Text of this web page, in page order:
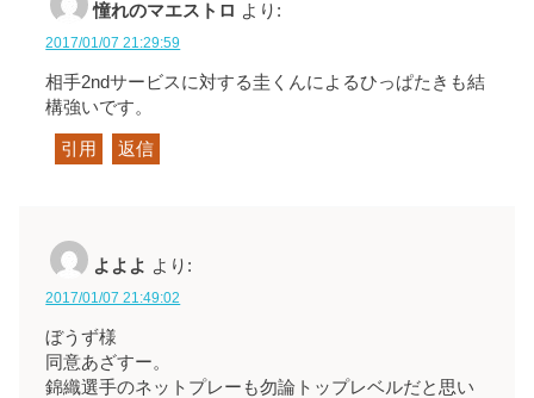
憧れのマエストロ より:
2017/01/07 21:29:59
相手2ndサービスに対する圭くんによるひっぱたきも結
構強いです。
引用 返信
よよよ より:
2017/01/07 21:49:02
ぼうず様
同意あざすー。
錦織選手のネットプレーも勿論トップレベルだと思い